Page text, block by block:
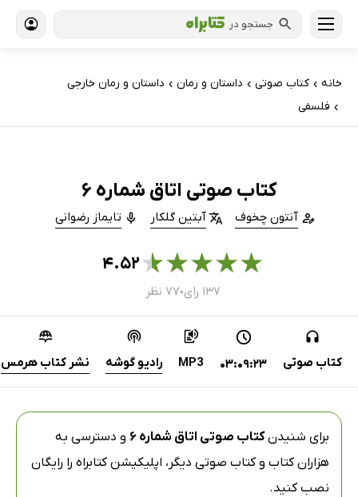
جستجو در
خانه › کتاب‌ صوتی › داستان و رمان › داستان و رمان خارجی
› فلسفی
کتاب صوتی اتاق شماره 6
آنتون چخوف آبتین گلکار تایماز رضوانی
★
★
★
★
★۴.۵۲
۱۳۷ رای ● ۷۷ نظر
کتاب صوتی 03:09:23
MP3 رادیو گوشه نشر کتاب هرمس
برای شنیدنکتاب صوتی اتاق شماره 6
و دسترسی به
هزاران کتاب و کتاب صوتی دیگر، اپلیکیشن کتابراه را رایگان
نصب کنید.